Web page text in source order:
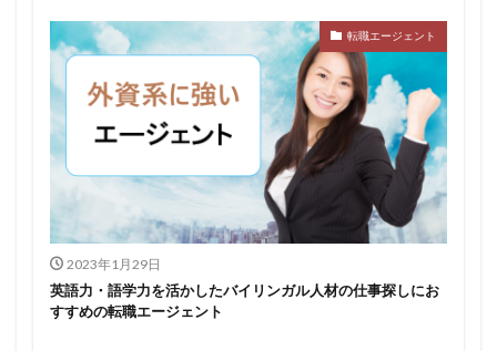
転職エージェント
2023年1月29日
英語力・語学力を活かしたバイリンガル人材の仕事探しにお
すすめの転職エージェント